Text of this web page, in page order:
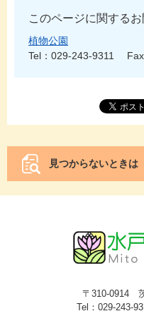
このページに関する
植物公園
Tel：029-243-9311
見つからないときは
〒310-0914
Tel：029-243-